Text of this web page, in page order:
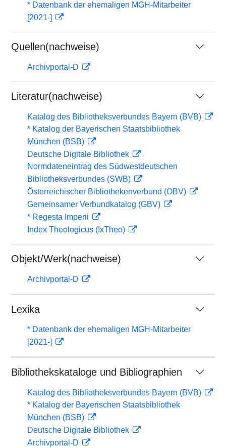
* Datenbank der ehemaligen MGH-Mitarbeiter
[2021-]
Quellen(nachweise)
Archivportal-D
Literatur(nachweise)
Katalog des Bibliotheksverbundes Bayern (BVB)
* Katalog der Bayerischen Staatsbibliothek
München (BSB)
Deutsche Digitale Bibliothek
Normdateneintrag des Südwestdeutschen
Bibliotheksverbundes (SWB)
Österreichischer Bibliothekenverbund (OBV)
Gemeinsamer Verbundkatalog (GBV)
* Regesta Imperii
Index Theologicus (IxTheo)
Objekt/Werk(nachweise)
Archivportal-D
Lexika
* Datenbank der ehemaligen MGH-Mitarbeiter
[2021-]
Bibliothekskataloge und Bibliographien
Katalog des Bibliotheksverbundes Bayern (BVB)
* Katalog der Bayerischen Staatsbibliothek
München (BSB)
Deutsche Digitale Bibliothek
Archivportal-D